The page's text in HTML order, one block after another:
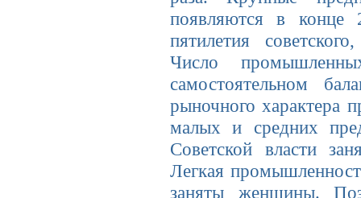
появляются в
пятилетия
Число
самостоятельном
рыночного характера
малых и средних
Советской власти
Легкая
заняты женщины.